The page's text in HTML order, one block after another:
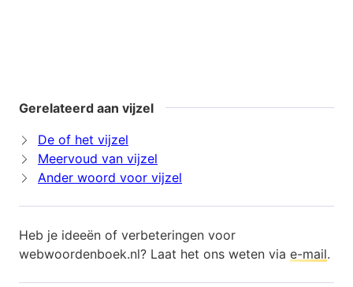
Gerelateerd aan vijzel
De of het vijzel
Meervoud van vijzel
Ander woord voor vijzel
Heb je ideeën of verbeteringen voor
webwoordenboek.nl? Laat het ons weten via e-mail.